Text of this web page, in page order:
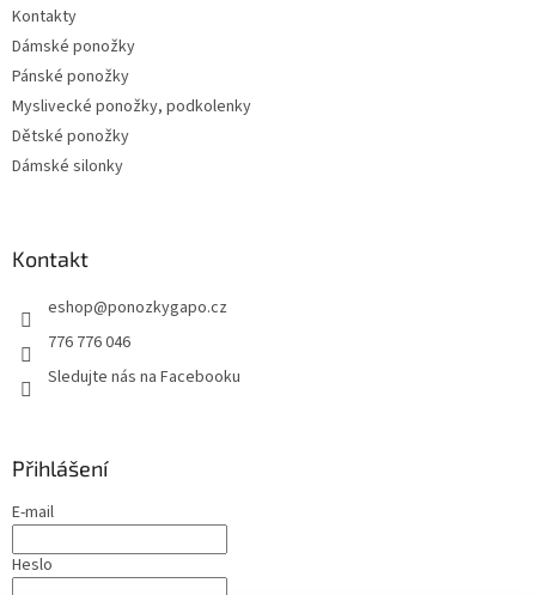
Kontakty
Dámské ponožky
Pánské ponožky
Myslivecké ponožky, podkolenky
Dětské ponožky
Dámské silonky
Kontakt
eshop@ponozkygapo.cz
776 776 046
Sledujte nás na Facebooku
Přihlášení
E-mail
Heslo